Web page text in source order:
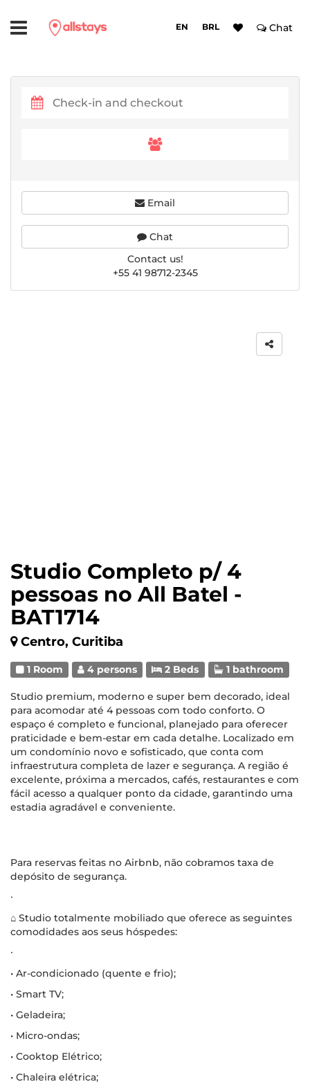
EN BRL Chat
Studio Completo p/ 4
pessoas no All Batel -
BAT1714
Centro, Curitiba
1 Room 4 persons 2 Beds 1 bathroom
Studio premium, moderno e super bem decorado, ideal
para acomodar até 4 pessoas com todo conforto. O
espaço é completo e funcional, planejado para oferecer
praticidade e bem-estar em cada detalhe. Localizado em
um condomínio novo e sofisticado, que conta com
infraestrutura completa de lazer e segurança. A região é
excelente, próxima a mercados, cafés, restaurantes e com
fácil acesso a qualquer ponto da cidade, garantindo uma
estadia agradável e conveniente.
Para reservas feitas no Airbnb, não cobramos taxa de
depósito de segurança.
∙
⌂ Studio totalmente mobiliado que oferece as seguintes
comodidades aos seus hóspedes:
∙
• Ar-condicionado (quente e frio);
• Smart TV;
• Geladeira;
• Micro-ondas;
• Cooktop Elétrico;
• Chaleira elétrica;
Email
Chat
Contact us!
+55 41 98712-2345